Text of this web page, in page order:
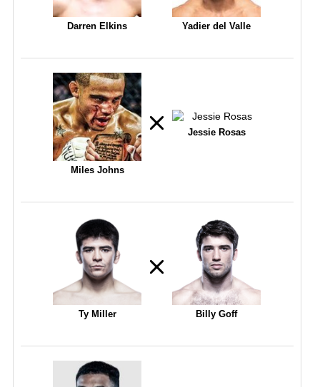
Darren Elkins Yadier del Valle
Miles Johns
Jessie Rosas
Ty Miller Billy Goff